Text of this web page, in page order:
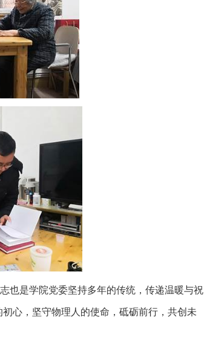
也是学院党委坚持多年的传统，传递温暖与祝
心，坚守物理人的使命，砥砺前行，共创未